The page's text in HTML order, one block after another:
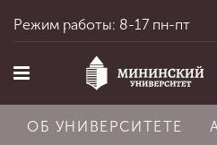
Режим работы: 8-17 пн-пт
ОБ УНИВЕРСИТЕТЕ